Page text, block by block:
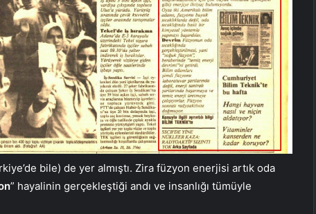
bile) de yer almıştı. Zira füzyon enerjisi artık oda
” hayalinin gerçekleştiği andı ve insanlığı tümüyle